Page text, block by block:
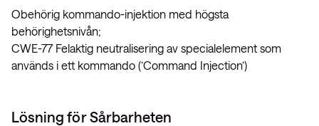
Obehörig kommando-injektion med högsta
behörighetsnivån;
CWE-77 Felaktig neutralisering av specialelement som
används i ett kommando (’Command Injection’)
Lösning för Sårbarheten